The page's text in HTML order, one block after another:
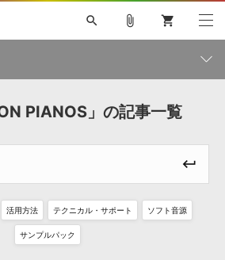
ト »
search
鏡音リン・レン V4X
巡音ルカ V4X
VIENNA
ライセンスフリーBGM
EDM TRANCE ROUTER.FM
グイン・エフェクト
attach_file shopping_cart
PIANOS」の記事一覧
活用方法 テクニカル・サポート ソフト音源
サンプルパック